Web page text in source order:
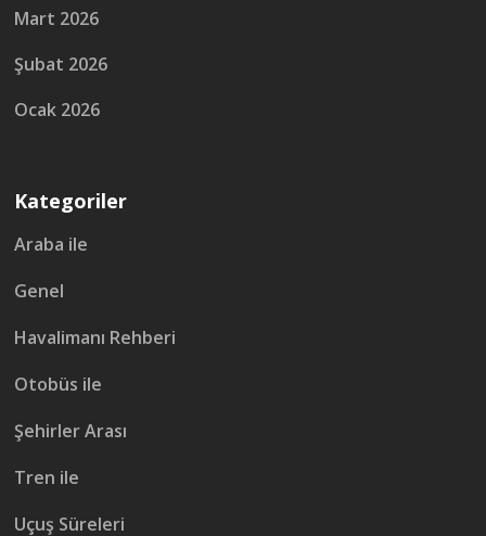
Mart 2026
Şubat 2026
Ocak 2026
Kategoriler
Araba ile
Genel
Havalimanı Rehberi
Otobüs ile
Şehirler Arası
Tren ile
Uçuş Süreleri